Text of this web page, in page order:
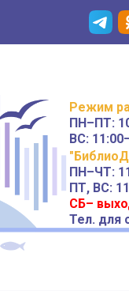
Режим
ПН–ПТ:
ВС:
ПН–ЧТ:
ПТ, ВС:
СБ–
Тел. для